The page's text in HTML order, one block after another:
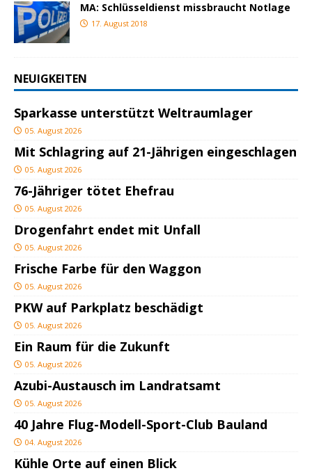
MA: Schlüsseldienst missbraucht Notlage
17. August 2018
NEUIGKEITEN
Sparkasse unterstützt Weltraumlager
05. August 2026
Mit Schlagring auf 21-Jährigen eingeschlagen
05. August 2026
76-Jähriger tötet Ehefrau
05. August 2026
Drogenfahrt endet mit Unfall
05. August 2026
Frische Farbe für den Waggon
05. August 2026
PKW auf Parkplatz beschädigt
05. August 2026
Ein Raum für die Zukunft
05. August 2026
Azubi-Austausch im Landratsamt
05. August 2026
40 Jahre Flug-Modell-Sport-Club Bauland
04. August 2026
Kühle Orte auf einen Blick